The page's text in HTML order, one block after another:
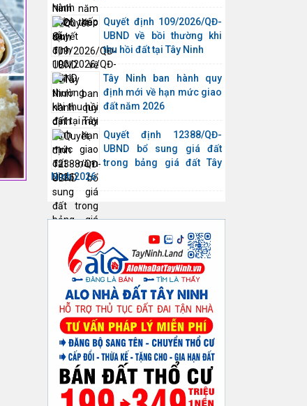
Quyết định 109/2026/QĐ-
UBND về bồi thường khi
thu hồi đất tại Tây Ninh
Tây Ninh ban hành quy
định mới về hạn mức giao
đất năm 2026
Quyết định 12388/QĐ-
UBND bổ sung giá đất
trong bảng giá đất Tây
Ninh 2026